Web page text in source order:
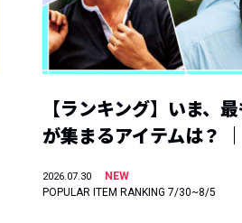
【ランキング】いま、最
が集まるアイテムは？
2026.07.30
NEW
POPULAR ITEM RANKING 7/30~8/5